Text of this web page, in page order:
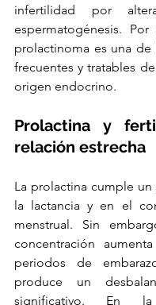
infertilidad por
espermatogénesis. Por
prolactinoma es una de
frecuentes y tratables
origen endocrino.
Prolactina y
relación estrecha
La prolactina cumple
la lactancia y en el
menstrual. Sin
concentración
periodos de
produce un
significativo. En